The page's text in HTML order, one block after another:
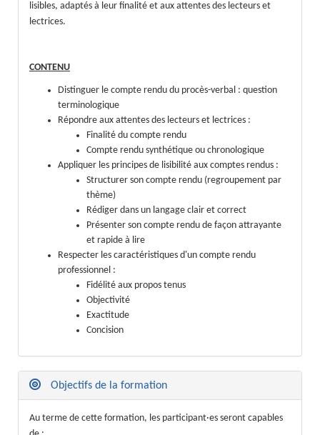
lisibles, adaptés à leur finalité et aux attentes des lecteurs et
lectrices.
CONTENU
Distinguer le compte rendu du procès-verbal : question
terminologique
Répondre aux attentes des lecteurs et lectrices :
Finalité du compte rendu
Compte rendu synthétique ou chronologique
Appliquer les principes de lisibilité aux comptes rendus :
Structurer son compte rendu (regroupement par
thème)
Rédiger dans un langage clair et correct
Présenter son compte rendu de façon attrayante
et rapide à lire
Respecter les caractéristiques d'un compte rendu
professionnel :
Fidélité aux propos tenus
Objectivité
Exactitude
Concision
Objectifs de la formation
Au terme de cette formation, les participant·es seront capables